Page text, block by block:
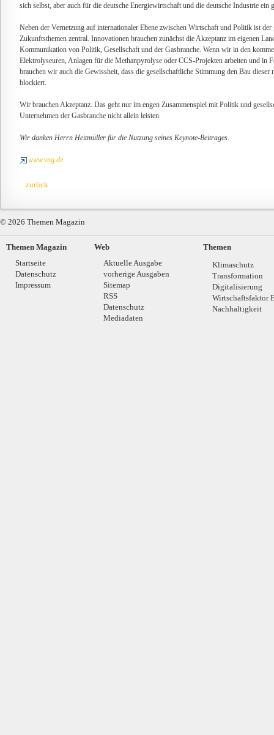
sich selbst, aber auch für die deutsche Energiewirtschaft und die deutsche Industrie ein
Neben der Vernetzung auf internationaler Ebene zwischen Wirtschaft und Politik ist
Zukunftsthemen zentral. Innovationen brauchen zunächst die Akzeptanz im eigenen
Kommunikation von Politik, Gesellschaft und der Gasbranche. Wenn wir in den
Elektrolyseuren, Anlagen für die Methanpyrolyse oder CCS-Projekten arbeiten und in
brauchen wir auch die Gewissheit, dass die gesellschaftliche Stimmung den Bau dieser
blockiert.
Wir brauchen Akzeptanz. Das geht nur im engen Zusammenspiel mit Politik und
Unternehmen der Gasbranche nicht allein leisten.
Wir danken Herrn Heitmüller für die Nutzung seines Keynote-Beitrages.
www.vng.de
zurück
© 2026 Themen Magazin
Themen Magazin
Startseite
Datenschutz
Impressum
Web
Aktuelle Ausgabe
vorherige Ausgaben
Sitemap
RSS
Datenschutz
Mediadaten
Themen
Klimaschutz
Transformation
Digitalisierung
Wirtschaftsfaktor
Nachhaltigkeit